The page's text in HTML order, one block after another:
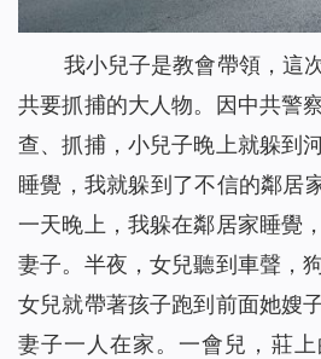
我小兒子是教會帶領，這
共要抓捕的大人物。因中共警
查、抓捕，小兒子晚上就躲到
睡覺，我就躲到了不信的鄰居
一天晚上，我躲在鄰居家睡覺
妻子。半夜，女兒聽到車聲，
女兒就帶著孩子跑到前面她嫂
妻子一人在家。一會兒，莊